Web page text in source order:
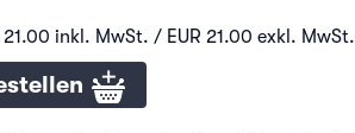
21.00 inkl. MwSt. / EUR 21.00 exkl. MwSt.